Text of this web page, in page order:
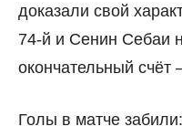
доказали свой
74-й и Сенин Себаи
окончательный счёт
Голы в матче